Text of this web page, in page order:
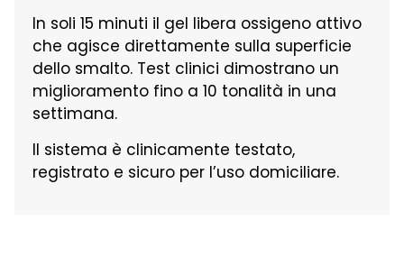
In soli 15 minuti il gel libera ossigeno attivo
che agisce direttamente sulla superficie
dello smalto. Test clinici dimostrano un
miglioramento fino a 10 tonalità in una
settimana.
Il sistema è clinicamente testato,
registrato e sicuro per l’uso domiciliare.